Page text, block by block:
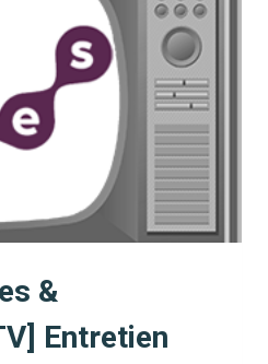
&
Entretien